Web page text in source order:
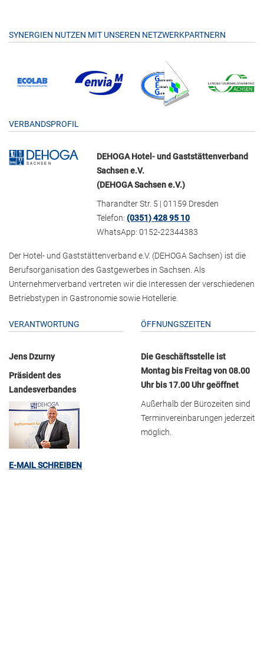
SYNERGIEN NUTZEN MIT UNSEREN NETZWERKPARTNERN
VERBANDSPROFIL
DEHOGA Hotel- und Gaststättenverband
Sachsen e.V.
(DEHOGA Sachsen e.V.)
Tharandter Str. 5 | 01159 Dresden
Telefon:(0351) 428 95 10
WhatsApp: 0152-22344383
Der Hotel- und Gaststättenverband e.V. (DEHOGA Sachsen) ist die
Berufsorganisation des Gastgewerbes in Sachsen. Als
Unternehmerverband vertreten wir die Interessen der verschiedenen
Betriebstypen in Gastronomie sowie Hotellerie.
VERANTWORTUNG
Jens Dzurny
Präsident des
Landesverbandes
E-MAIL SCHREIBEN
ÖFFNUNGSZEITEN
Die Geschäftsstelle ist
Montag bis Freitag von 08.00
Uhr bis 17.00 Uhr geöffnet
Außerhalb der Bürozeiten sind
Terminvereinbarungen jederzeit
möglich.